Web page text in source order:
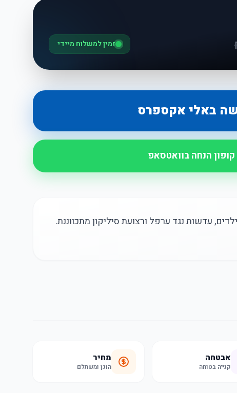
זמין למשלוח מיידי
באלי אקספרס
קופון הנחה בוואטסאפ
עדשות נגד ערפל ורצועת סיליקון מתכווננת.
אבטחה
קנייה בטוחה
מחיר
הוגן ומשתלם